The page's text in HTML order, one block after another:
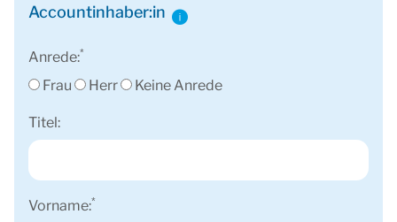
Accountinhaber:in
Anrede:*
Frau Herr Keine Anrede
Titel:
Vorname:*